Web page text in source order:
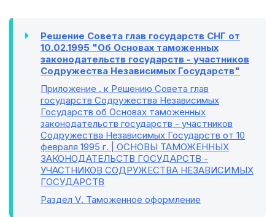
Решение Совета глав государств СНГ от
10.02.1995 "Об Основах таможенных
законодательств государств - участников
Содружества Независимых Государств"
Приложение . к Решению Совета глав
государств Содружества Независимых
Государств об Основах таможенных
законодательств государств - участников
Содружества Независимых Государств от 10
февраля 1995 г. | ОСНОВЫ ТАМОЖЕННЫХ
ЗАКОНОДАТЕЛЬСТВ ГОСУДАРСТВ -
УЧАСТНИКОВ СОДРУЖЕСТВА НЕЗАВИСИМЫХ
ГОСУДАРСТВ
Раздел V. Таможенное оформление